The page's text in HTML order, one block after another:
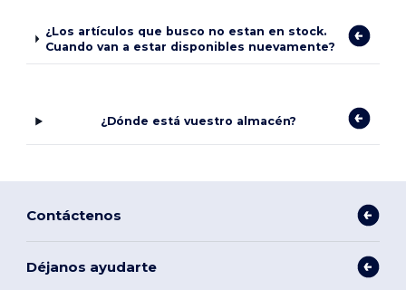
¿Los artículos que busco no estan en stock.
Cuando van a estar disponibles nuevamente?
¿Dónde está vuestro almacén?
Contáctenos
Déjanos ayudarte